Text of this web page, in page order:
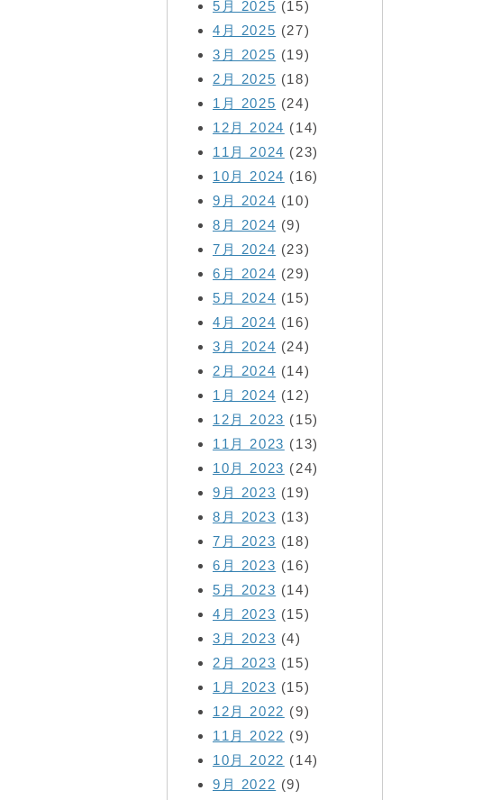
5月 2025 (15)
4月 2025 (27)
3月 2025 (19)
2月 2025 (18)
1月 2025 (24)
12月 2024 (14)
11月 2024 (23)
10月 2024 (16)
9月 2024 (10)
8月 2024 (9)
7月 2024 (23)
6月 2024 (29)
5月 2024 (15)
4月 2024 (16)
3月 2024 (24)
2月 2024 (14)
1月 2024 (12)
12月 2023 (15)
11月 2023 (13)
10月 2023 (24)
9月 2023 (19)
8月 2023 (13)
7月 2023 (18)
6月 2023 (16)
5月 2023 (14)
4月 2023 (15)
3月 2023 (4)
2月 2023 (15)
1月 2023 (15)
12月 2022 (9)
11月 2022 (9)
10月 2022 (14)
9月 2022 (9)